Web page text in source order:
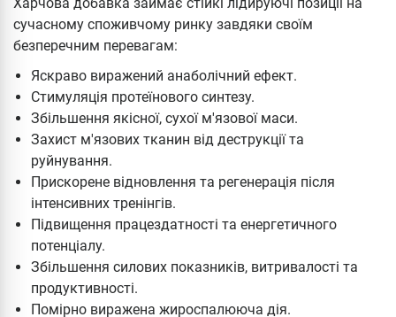
Харчова добавка займає стійкі лідируючі позиції на
сучасному споживчому ринку завдяки своїм
безперечним перевагам:
Яскраво виражений анаболічний ефект.
Стимуляція протеїнового синтезу.
Збільшення якісної, сухої м'язової маси.
Захист м'язових тканин від деструкції та
руйнування.
Прискорене відновлення та регенерація після
інтенсивних тренінгів.
Підвищення працездатності та енергетичного
потенціалу.
Збільшення силових показників, витривалості та
продуктивності.
Помірно виражена жироспалююча дія.